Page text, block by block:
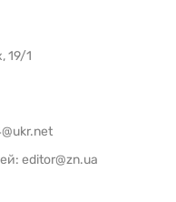
19/1
editor@zn.ua